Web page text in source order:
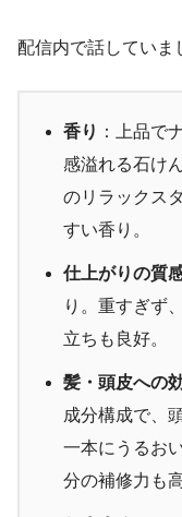
配信内で話していま
香り ：上品で
感溢れる石け
のリラックス
すい香り 。
仕上がりの質
り。重すぎず
立ちも良好。
髪・頭皮への
成分構成で、
一本にうるお
分の補修力も